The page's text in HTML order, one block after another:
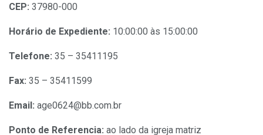
CEP: 37980-000
Horário de Expediente: 10:00:00 às 15:00:00
Telefone: 35 – 35411195
Fax: 35 – 35411599
Email: age0624@bb.com.br
Ponto de Referencia: ao lado da igreja matriz